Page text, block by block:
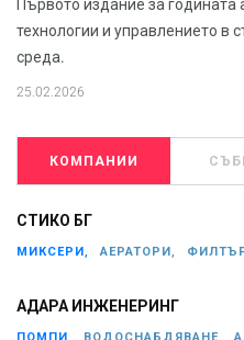
Първото издание за
технологии и управлението в
среда.
25.02.2026
КОМПАНИИ
СТИКО БГ
МИКСЕРИ, АЕРАТОРИ,
АДАРА ИНЖЕНЕРИНГ